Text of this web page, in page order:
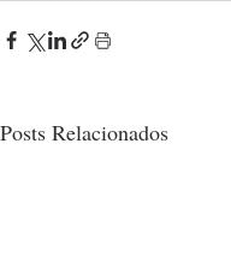
Posts Relacionados